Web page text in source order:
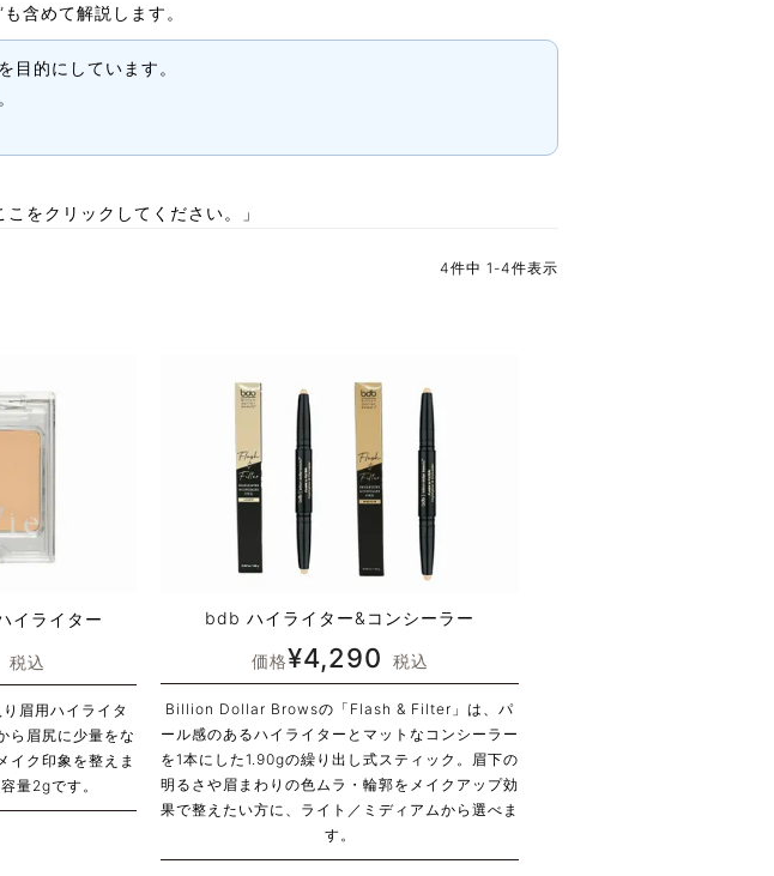
含めて解説します。
を目的にしています。
をクリックしてください。 」
4件中 1 -4件表示
イライター
税込
眉用ハイライタ
ら眉尻に少量をな
イク印象を整えま
量2gです。
bdb ハイライター&コンシーラー
価格¥4,290 税込
Billion Dollar Browsの「Flash & Filter」は、パ
ール感のあるハイライターとマットなコンシーラー
を1本にした1.90gの繰り出し式スティック。眉下の
明るさや眉まわりの色ムラ・輪郭をメイクアップ効
果で整えたい方に、ライト／ミディアムから選べま
す。